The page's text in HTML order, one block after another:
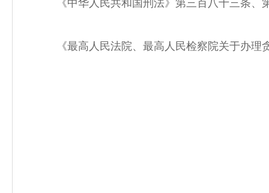
《中华人民共和国刑法》第三百八十三条
《最高人民法院、最高人民检察院关于办